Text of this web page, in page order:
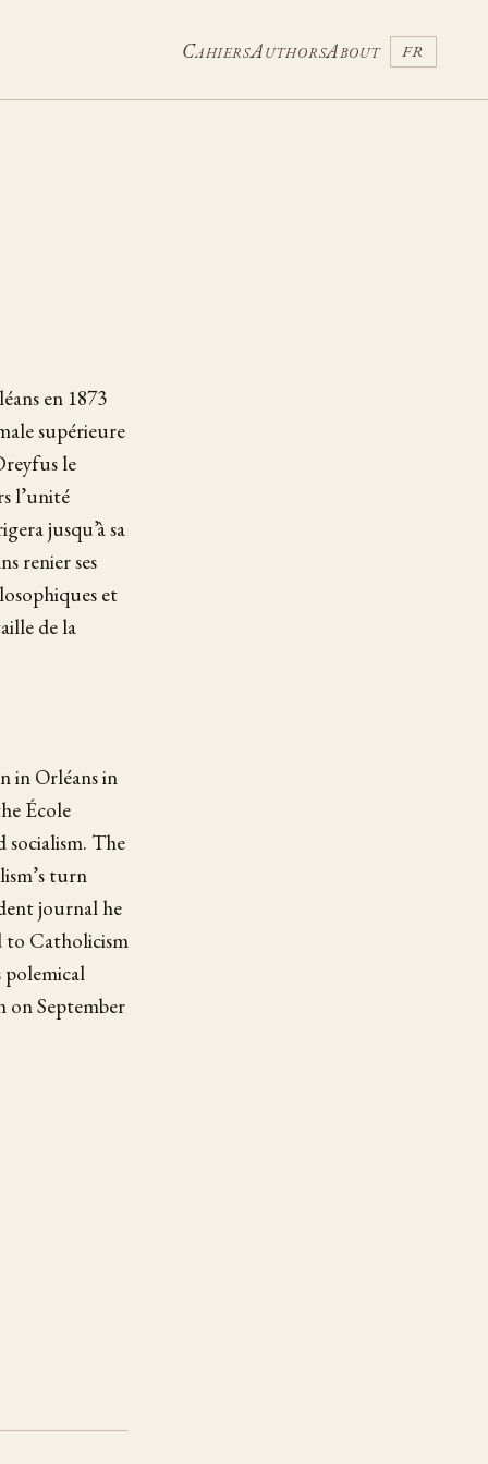
CahiersAuthorsAbout FR
en 1873
supérieure
le
l’unité
jusqu’à sa
renier ses
et
de la
in Orléans in
École
socialism. The
turn
journal he
to Catholicism
on September